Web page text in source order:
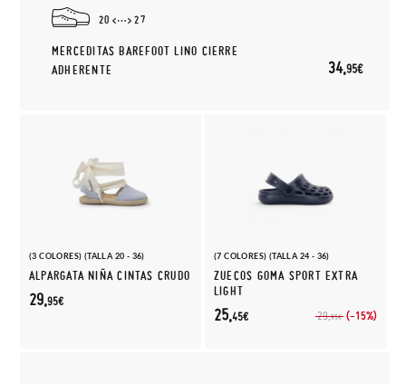
20 27
MERCEDITAS BAREFOOT LINO CIERRE
ADHERENTE
34,95€
(3 COLORES) (TALLA 20 - 36)
ALPARGATA NIÑA CINTAS CRUDO
29,95€
(7 COLORES) (TALLA 24 - 36)
ZUECOS GOMA SPORT EXTRA
LIGHT
29,95€ (-15%)
25,45€